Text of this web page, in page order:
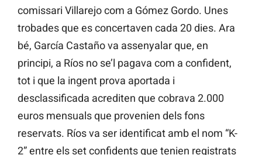
comissari Villarejo com a Gómez Gordo. Unes
trobades que es concertaven cada 20 dies. Ara
bé, García Castaño va assenyalar que, en
principi, a Ríos no se’l pagava com a confident,
tot i que la ingent prova aportada i
desclassificada acrediten que cobrava 2.000
euros mensuals que provenien dels fons
reservats. Ríos va ser identificat amb el nom “K-
2” entre els set confidents que tenien registrats